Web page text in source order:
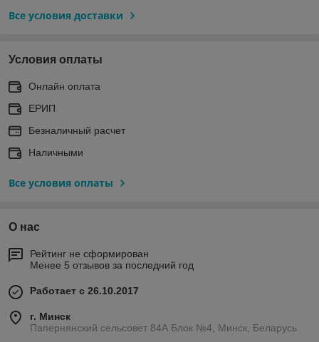
Все условия доставки
Условия оплаты
Онлайн оплата
ЕРИП
Безналичный расчет
Наличными
Все условия оплаты
О нас
Рейтинг не сформирован
Менее 5 отзывов за последний год
Работает с 26.10.2017
г. Минск
Папернянский сельсовет 84А Блок №4, Минск, Беларусь